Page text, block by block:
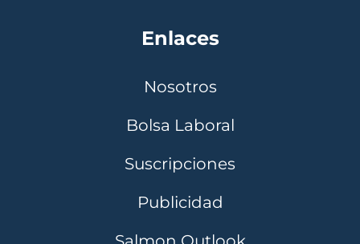
Enlaces
Nosotros
Bolsa Laboral
Suscripciones
Publicidad